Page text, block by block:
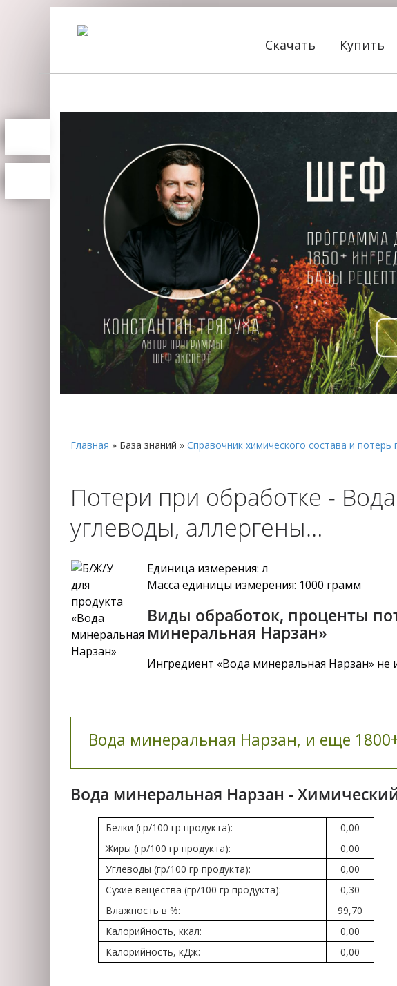
Скачать Купить
Главная » База знаний » Справочник химического состава и
Потери при обработке -
углеводы, аллергены…
Единица измерения: л
Масса единицы измерения: 1000 грамм
Виды обработок, проценты
минеральная Нарзан»
Ингредиент «Вода минеральная Нарзан» не
Вода минеральная Нарзан, и еще
Вода минеральная Нарзан -
Белки (гр/100 гр продукта):
0,00
Жиры (гр/100 гр продукта):
0,00
Углеводы (гр/100 гр продукта):
0,00
Сухие вещества (гр/100 гр продукта):
0,30
Влажность в %:
99,70
Калорийность, ккал:
0,00
Калорийность, кДж:
0,00